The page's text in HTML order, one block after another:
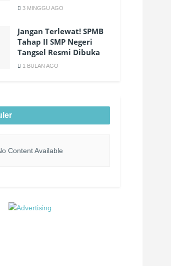
3 MINGGU AGO
Jangan Terlewat! SPMB
Tahap II SMP Negeri
Tangsel Resmi Dibuka
1 BULAN AGO
Content Available